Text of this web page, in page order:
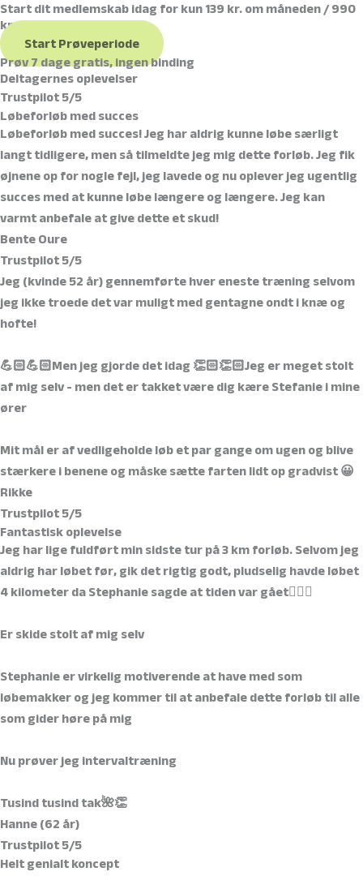
Start dit medlemskab idag for kun 139 kr. om måneden / 990
kr. om året
Start Prøveperiode
Prøv 7 dage gratis, ingen binding
Deltagernes oplevelser
Trustpilot 5/5
Løbeforløb med succes
Løbeforløb med succes! Jeg har aldrig kunne løbe særligt
langt tidligere, men så tilmeldte jeg mig dette forløb. Jeg fik
øjnene op for nogle fejl, jeg lavede og nu oplever jeg ugentlig
succes med at kunne løbe længere og længere. Jeg kan
varmt anbefale at give dette et skud!
Bente Oure
Trustpilot 5/5
Jeg (kvinde 52 år) gennemførte hver eneste træning selvom
jeg ikke troede det var muligt med gentagne ondt i knæ og
hofte!
💪🏻💪🏻Men jeg gjorde det idag 👏🏻👏🏻Jeg er meget stolt
af mig selv - men det er takket være dig kære Stefanie i mine
ører
Mit mål er af vedligeholde løb et par gange om ugen og blive
stærkere i benene og måske sætte farten lidt op gradvist 😀
Rikke
Trustpilot 5/5
Fantastisk oplevelse
Jeg har lige fuldført min sidste tur på 3 km forløb. Selvom jeg
aldrig har løbet før, gik det rigtig godt, pludselig havde løbet
4 kilometer da Stephanie sagde at tiden var gået🏃🏻‍♀️
Er skide stolt af mig selv
Stephanie er virkelig motiverende at have med som
løbemakker og jeg kommer til at anbefale dette forløb til alle
som gider høre på mig
Nu prøver jeg intervaltræning
Tusind tusind tak🌺👏
Hanne (62 år)
Trustpilot 5/5
Helt genialt koncept